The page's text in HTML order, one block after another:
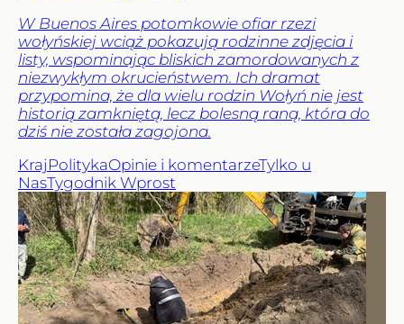
W Buenos Aires potomkowie ofiar rzezi
wołyńskiej wciąż pokazują rodzinne zdjęcia i
listy, wspominając bliskich zamordowanych z
niezwykłym okrucieństwem. Ich dramat
przypomina, że dla wielu rodzin Wołyń nie jest
historią zamkniętą, lecz bolesną raną, która do
dziś nie została zagojona.
Kraj PolitykaOpinie i komentarzeTylko u
NasTygodnik Wprost